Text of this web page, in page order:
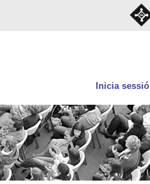
Inicia sessió